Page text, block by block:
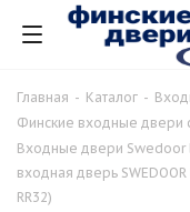
Главная - Каталог -
Финские входные двери
Входные двери Swedoor
входная дверь
RR32)